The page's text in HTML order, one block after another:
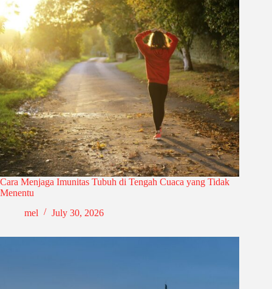
Cara Menjaga Imunitas Tubuh di Tengah Cuaca yang Tidak
Menentu
mel
July 30, 2026